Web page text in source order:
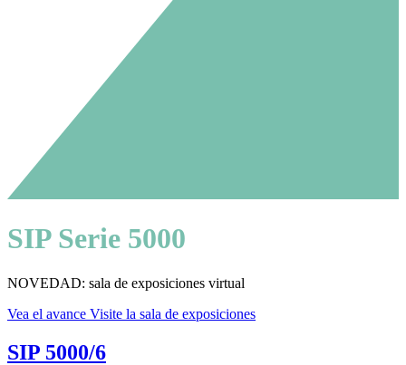
SIP Serie 5000
NOVEDAD: sala de exposiciones virtual
Vea el avance Visite la sala de exposiciones
SIP 5000/6